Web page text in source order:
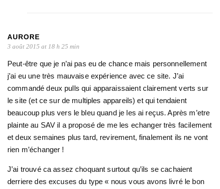
AURORE
3 août 2015 at 18 h 25 min
Peut-être que je n’ai pas eu de chance mais personnellement
j’ai eu une très mauvaise expérience avec ce site. J’ai
commandé deux pulls qui apparaissaient clairement verts sur
le site (et ce sur de multiples appareils) et qui tendaient
beaucoup plus vers le bleu quand je les ai reçus. Après m’etre
plainte au SAV il a proposé de me les echanger très facilement
et deux semaines plus tard, revirement, finalement ils ne vont
rien m’échanger !
J’ai trouvé ca assez choquant surtout qu’ils se cachaient
derriere des excuses du type « nous vous avons livré le bon